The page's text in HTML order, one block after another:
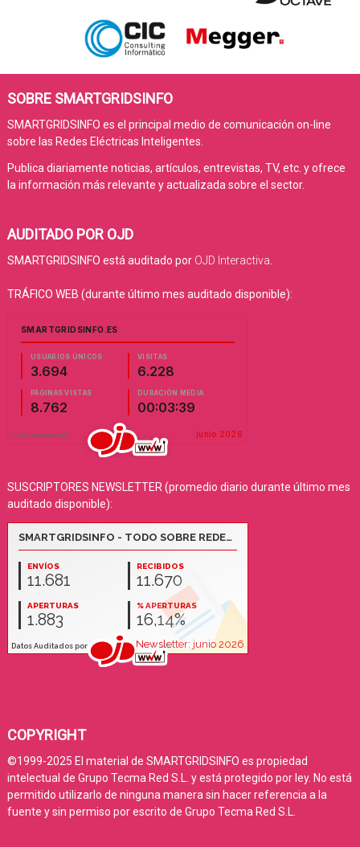
SOBRE SMARTGRIDSINFO
SMARTGRIDSINFO es el principal medio de comunicación on-line
sobre las Redes Eléctricas Inteligentes.
Publica diariamente noticias, artículos, entrevistas, TV, etc. y ofrece
la información más relevante y actualizada sobre el sector.
AUDITADO POR OJD
SMARTGRIDSINFO está auditado por OJD Interactiva
TRÁFICO WEB (durante último mes auditado disponible):
SUSCRIPTORES NEWSLETTER (promedio diario durante último mes
auditado disponible):
COPYRIGHT
©1999-2025 El material de SMARTGRIDSINFO es propiedad
intelectual de Grupo Tecma Red S.L. y está protegido por ley. No está
permitido utilizarlo de ninguna manera sin hacer referencia a la
fuente y sin permiso por escrito de Grupo Tecma Red S.L.